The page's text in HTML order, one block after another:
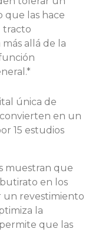
que las hace
tracto
allá de la
única de
en un
15 estudios
muestran que
en los
un revestimiento
la
que las